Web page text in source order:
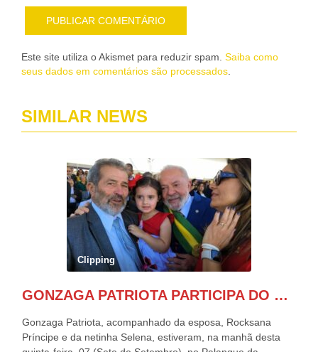
Este site utiliza o Akismet para reduzir spam. Saiba como
seus dados em comentários são processados
SIMILAR NEWS
Clipping
GONZAGA PATRIOTA PARTICIPA DO DESFILE DA INDEPENDÊNCIA NO PALANQUE DA PRESIDÊNCIA DA REPÚBLICA E É ABRAÇADO POR LULA E POR GERALDO ALCKMIN.
Gonzaga Patriota, acompanhado da esposa, Rocksana
Príncipe e da netinha Selena, estiveram, na manhã desta